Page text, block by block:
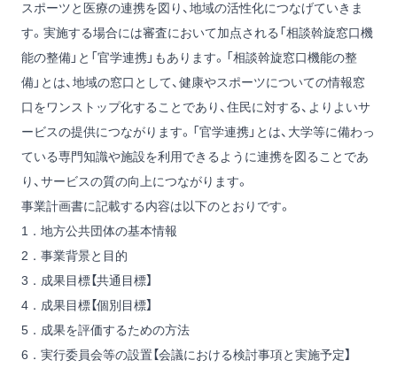
スポーツと医療の連携を図り、地域の活性化につなげていきま
す。実施する場合には審査において加点される「相談斡旋窓口機
能の整備」と「官学連携」もあります。「相談斡旋窓口機能の整
備」とは、地域の窓口として、健康やスポーツについての情報窓
口をワンストップ化することであり、住民に対する、よりよいサ
ービスの提供につながります。「官学連携」とは、大学等に備わっ
ている専門知識や施設を利用できるように連携を図ることであ
り、サービスの質の向上につながります。
事業計画書に記載する内容は以下のとおりです。
1．地方公共団体の基本情報
2．事業背景と目的
3．成果目標【共通目標】
4．成果目標【個別目標】
5．成果を評価するための方法
6．実行委員会等の設置【会議における検討事項と実施予定】